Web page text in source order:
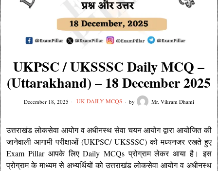
UKPSC / UKSSSC Daily MCQ –
(Uttarakhand) – 18 December 2025
December 18, 2025 UK DAILY MCQS by Mr. Vikram Dhami
उत्तराखंड लोकसेवा आयोग व अधीनस्थ सेवा चयन आयोगद्वारा आयोजित की
जानेवाली आगामी परीक्षाओं (UKPSC/ UKSSSC) को मध्यनजर रखते हुए
Exam Pillar आपके लिए Daily MCQs प्रोग्राम लेकर आया है।इस
प्रोग्राम के माध्यम से अभ्यर्थियों को उत्तराखंड लोकसेवा आयोग व अधीनस्थ